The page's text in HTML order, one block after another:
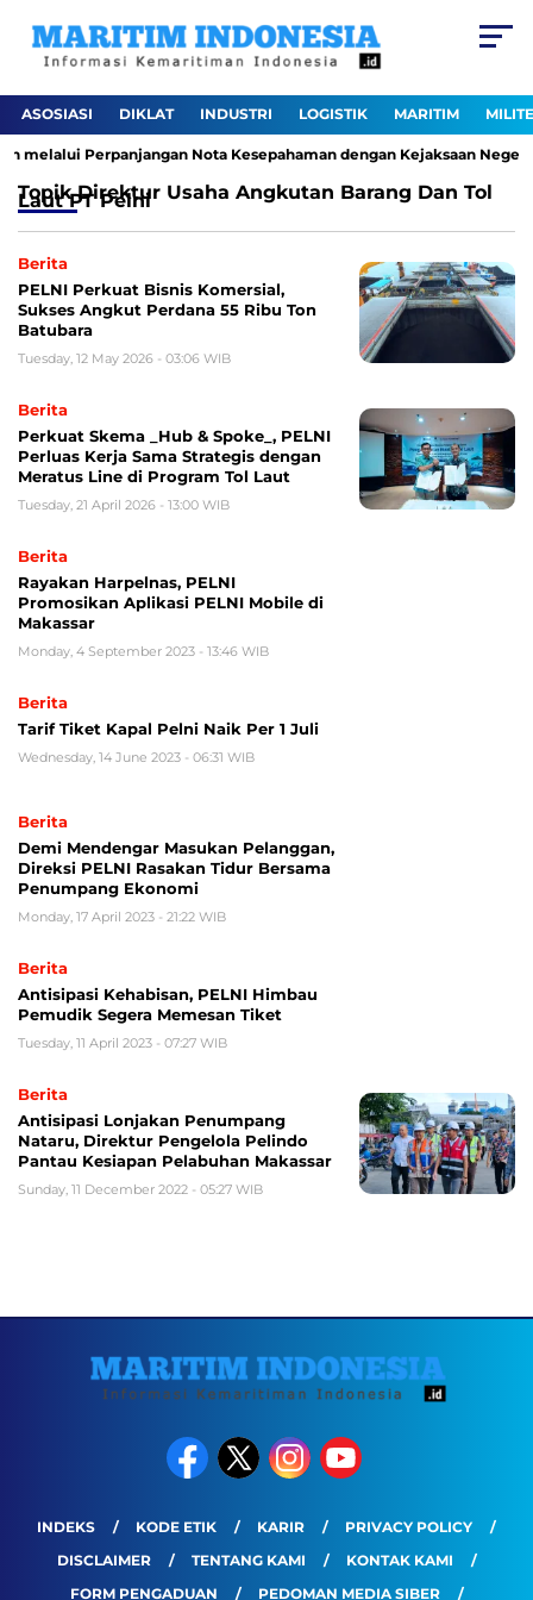
ASOSIASI DIKLAT INDUSTRI LOGISTIK MARITIM
melalui Perpanjangan Nota Kesepahaman dengan Kejaksaan Negeri
TopikDirektur Usaha Angkutan Barang Dan Tol
Laut PT Pelni
Berita
PELNI Perkuat Bisnis Komersial,
Sukses Angkut Perdana 55 Ribu Ton
Batubara
Tuesday, 12 May 2026 - 03:06 WIB
Berita
Perkuat Skema _Hub & Spoke_, PELNI
Perluas Kerja Sama Strategis dengan
Meratus Line di Program Tol Laut
Tuesday, 21 April 2026 - 13:00 WIB
Berita
Rayakan Harpelnas, PELNI
Promosikan Aplikasi PELNI Mobile di
Makassar
Monday, 4 September 2023 - 13:46 WIB
Berita
Tarif Tiket Kapal Pelni Naik Per 1 Juli
Wednesday, 14 June 2023 - 06:31 WIB
Berita
Demi Mendengar Masukan Pelanggan,
Direksi PELNI Rasakan Tidur Bersama
Penumpang Ekonomi
Monday, 17 April 2023 - 21:22 WIB
Berita
Antisipasi Kehabisan, PELNI Himbau
Pemudik Segera Memesan Tiket
Tuesday, 11 April 2023 - 07:27 WIB
Berita
Antisipasi Lonjakan Penumpang
Nataru, Direktur Pengelola Pelindo
Pantau Kesiapan Pelabuhan Makassar
Sunday, 11 December 2022 - 05:27 WIB
INDEKS KODE ETIK KARIR
PRIVACY POLICY
DISCLAIMER
TENTANG KAMI
KONTAK KAMI
FORM PENGADUAN
PEDOMAN MEDIA SIBER